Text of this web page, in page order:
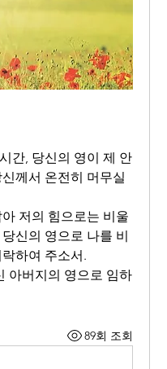
간, 당신의 영이 제 안
께서 온전히 머무실
저의 힘으로는 비울
신의 영으로 나를 비
하여 주소서.
아버지의 영으로 임하
89회 조회